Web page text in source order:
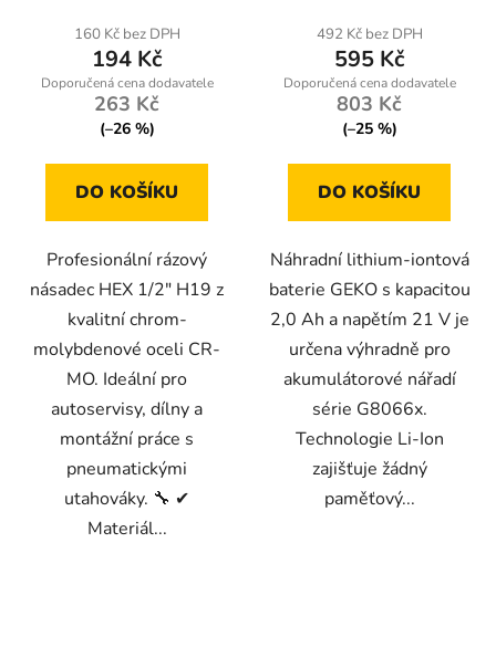
160 Kč bez DPH
194 Kč
263 Kč
(–26 %)
DO KOŠÍKU
Profesionální rázový
násadec HEX 1/2" H19 z
kvalitní chrom-
molybdenové oceli CR-
MO. Ideální pro
autoservisy, dílny a
montážní práce s
pneumatickými
utahováky. 🔧 ✔
Materiál...
492 Kč bez DPH
595 Kč
803 Kč
(–25 %)
DO KOŠÍKU
Náhradní lithium-iontová
baterie GEKO s kapacitou
2,0 Ah a napětím 21 V je
určena výhradně pro
akumulátorové nářadí
série G8066x.
Technologie Li-Ion
zajišťuje žádný
paměťový...